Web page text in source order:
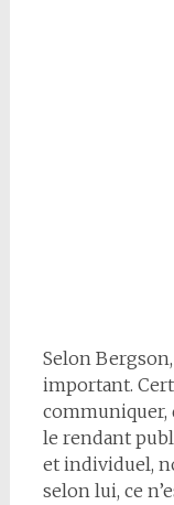
Selon
important.
communiquer,
le rendant
et individuel,
selon lui, ce